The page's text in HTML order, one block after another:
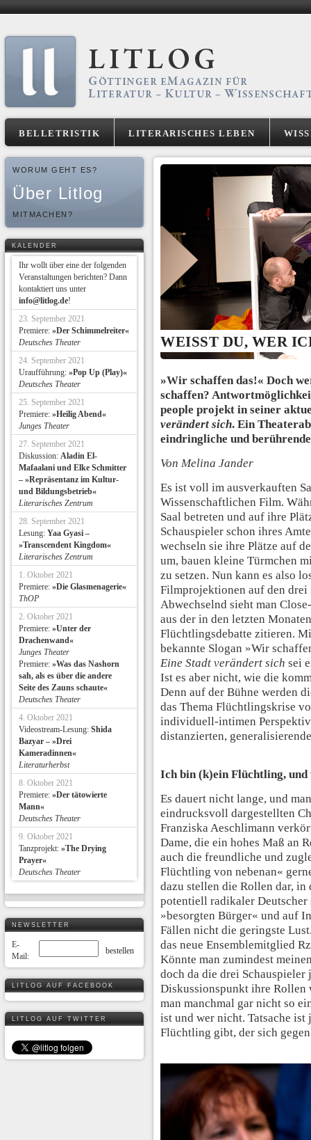
BELLETRISTIK LITERARISCHES LEBEN
WEISST DU, WER
»Wir schaffen das!« Doch
schaffen?
people projekt in seiner
verändert sich. Ein
eindringliche und
Von Melina Jander
Es ist voll im ausverkauften
Wissenschaftlichen Film.
Saal betreten und auf ihre
Schauspieler schon ihres
wechseln sie ihre Plätze auf
um, bauen kleine Türmchen
zu setzen. Nun kann es also
Filmprojektionen auf den
Abwechselnd sieht man
aus der in den letzten
Flüchtlingsdebatte zitieren.
bekannte Slogan »Wir
Eine Stadt verändert sich sei
Ist es aber nicht, wie die
Denn auf der Bühne werden
das Thema Flüchtlingskrise
individuell-intimen
distanzierten,
Ich bin (k)ein Flüchtling, und
Es dauert nicht lange, und
eindrucksvoll dargestellten
Franziska Aeschlimann
Dame, die ein hohes Maß an
auch die freundliche und
Flüchtling von nebenan«
dazu stellen die Rollen dar,
potentiell radikaler
»besorgten Bürger« und auf
Fällen nicht die geringste
das neue Ensemblemitglied
Könnte man zumindest
doch da die drei Schauspieler
Diskussionspunkt ihre Rollen
man manchmal gar nicht so
ist und wer nicht. Tatsache ist
Flüchtling gibt, der sich
WORUM GEHT ES?
Über Litlog
MITMACHEN?
KALENDER
Ihr wollt über eine der folgenden
Veranstaltungen berichten? Dann
kontaktiert uns unter
info@litlog.de!
23. September 2021
Premiere: »Der Schimmelreiter«
Deutsches Theater
24. September 2021
Uraufführung: »Pop Up (Play)«
Deutsches Theater
25. September 2021
Premiere: »Heilig Abend«
Junges Theater
27. September 2021
Diskussion: Aladin El-
Mafaalani und Elke Schmitter
– »Repräsentanz im Kultur-
und Bildungsbetrieb«
Literarisches Zentrum
28. September 2021
Lesung: Yaa Gyasi –
»Transcendent Kingdom«
Literarisches Zentrum
1. Oktober 2021
Premiere: »Die Glasmenagerie«
ThOP
2. Oktober 2021
Premiere: »Unter der
Drachenwand«
Junges Theater
Premiere: »Was das Nashorn
sah, als es über die andere
Seite des Zauns schaute«
Deutsches Theater
4. Oktober 2021
Videostream-Lesung: Shida
Bazyar – »Drei
Kameradinnen«
Literaturherbst
8. Oktober 2021
Premiere: »Der tätowierte
Mann«
Deutsches Theater
9. Oktober 2021
Tanzprojekt: »The Drying
Prayer«
Deutsches Theater
NEWSLETTER
E-
Mail:
LITLOG AUF FACEBOOK
LITLOG AUF TWITTER